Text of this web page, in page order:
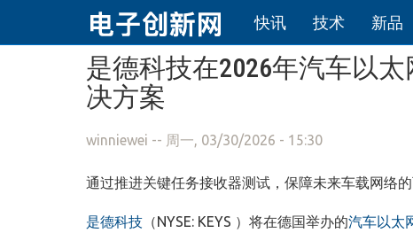
跳转到主要内容
快讯 技术 新品
是德科技在2026年汽车以
决方案
winniewei -- 周一, 03/30/2026 - 15:30
通过推进关键任务接收器测试，保障未来车载网络
是德科技 （NYSE: KEYS ）将在德国举办的汽车以太